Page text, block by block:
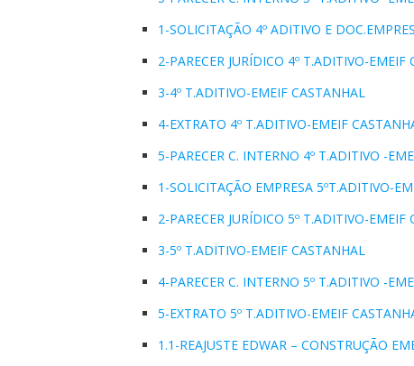
1-SOLICITAÇÃO 4º ADITIVO E
2-PARECER JURÍDICO 4º T.ADITIVO-EMEIF
3-4º T.ADITIVO-EMEIF CASTANHAL
4-EXTRATO 4º T.ADITIVO-EMEIF
5-PARECER C. INTERNO 4º T.ADITIVO -
1-SOLICITAÇÃO EMPRESA 5ºT.ADITIVO-
2-PARECER JURÍDICO 5º T.ADITIVO-EMEIF
3-5º T.ADITIVO-EMEIF CASTANHAL
4-PARECER C. INTERNO 5º T.ADITIVO -
5-EXTRATO 5º T.ADITIVO-EMEIF
1.1-REAJUSTE EDWAR – CONSTRUÇÃO